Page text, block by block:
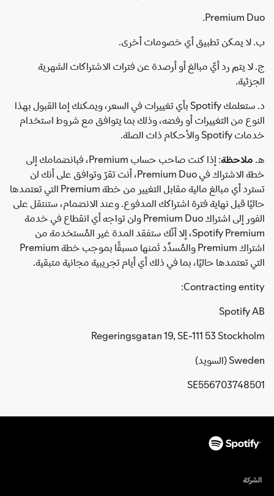
Premium Duo.
ب. لا يمكن تطبيق أي خصومات أخرى.
ج. لا يتم رد أيّ مبالغ أو أرصدة عن فترات الاشتراكات الشهرية
الجزئية.
د. ستعلمك Spotify بأي تغييرات في السعر، ويمكنك إما القبول بهذا
النوع من التغييرات أو رفضه، وذلك بما يتوافق مع شروط استخدام
خدمات Spotify والأحكام ذات الصلة.
هـ. ملاحظة
: إذا كنت صاحب حساب Premium، فبانضمامك إلى
خطة الاشتراك في Premium Duo، أنت تقرّ وتوافق على أنك لن
تسترد أي مبالغ مالية مقابل التغيير من خطة Premium التي تعتمدها
حاليًا قبل نهاية فترة اشتراكك المدفوع. وعند الانضمام، ستنتقل على
الفور إلى اشتراك Premium Duo ولن تواجه أي انقطاع في خدمة
Spotify Premium، إلا أنّك ستفقد المدة غير المُستخدمة من
اشتراك Premium والمُسدَّد ثمنها مسبقًا بموجب خطة Premium
التي تعتمدها حاليًا، بما في ذلك أي أيام تجريبية مجانية متبقية.
Contracting entity:
Spotify AB
Regeringsgatan 19, SE-111 53 Stockholm
Sweden (السويد)
SE556703748501
الشركة